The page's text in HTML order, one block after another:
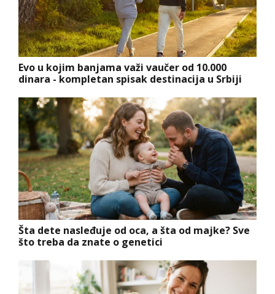
Evo u kojim banjama važi vaučer od 10.000
dinara - kompletan spisak destinacija u Srbiji
Šta dete nasleđuje od oca, a šta od majke? Sve
što treba da znate o genetici